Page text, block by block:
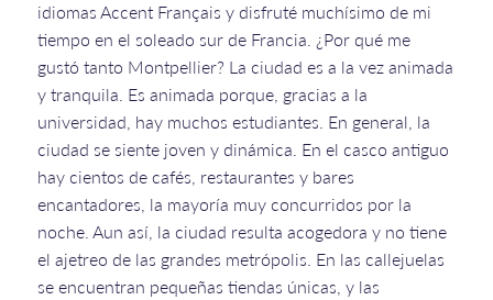
idiomas Accent Français y disfruté muchísimo de mi
tiempo en el soleado sur de Francia. ¿Por qué me
gustó tanto Montpellier? La ciudad es a la vez animada
y tranquila. Es animada porque, gracias a la
universidad, hay muchos estudiantes. En general, la
ciudad se siente joven y dinámica. En el casco antiguo
hay cientos de cafés, restaurantes y bares
encantadores, la mayoría muy concurridos por la
noche. Aun así, la ciudad resulta acogedora y no tiene
el ajetreo de las grandes metrópolis. En las callejuelas
se encuentran pequeñas tiendas únicas, y las